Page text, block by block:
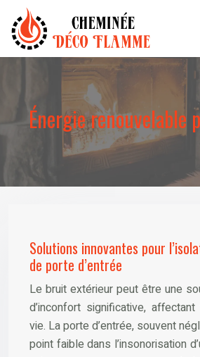
Énergie renouvelable
Solutions innovantes pour
de porte d’entrée
Le bruit extérieur peut être une
d’inconfort significative,
vie. La porte d’entrée, souvent
point faible dans l’insonorisation